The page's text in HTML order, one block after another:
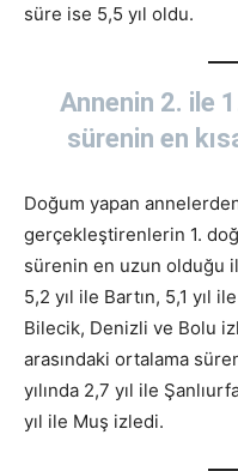
süre ise 5,5 yıl oldu.
Annenin 2. ile
sürenin en
Doğum yapan
gerçekleştirenlerin 1.
sürenin en uzun olduğu
5,2 yıl ile Bartın, 5,1 yıl
Bilecik, Denizli ve Bolu
arasındaki ortalama
yılında 2,7 yıl ile
yıl ile Muş izledi.